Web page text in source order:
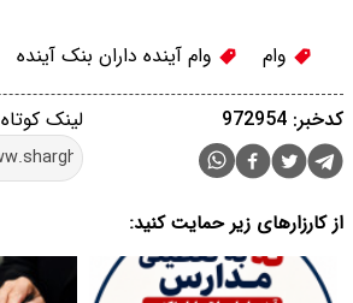
وام وام آینده داران بنک آینده
لینک کوتاه کدخبر: 972954
از کارزارهای زیر حمایت کنید: